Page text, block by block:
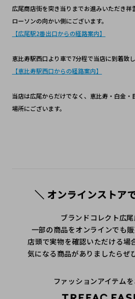
広尾商店街を突き当りまでお進みいただき
ローソンの向かい側にございます。
【広尾駅2番出口からの経路案内】
恵比寿駅西口より車で7分程で当店に到着致し
【恵比寿駅西口からの経路案内】
当店は広尾からだけでなく、恵比寿・白金・
場所にございます。
＼ オンラインストア
ブランドコレクト広尾
一部の商品をオンラインでも販
店頭で実物を確認いただける場
気になる商品がありましたらぜ
ファッションアイテム